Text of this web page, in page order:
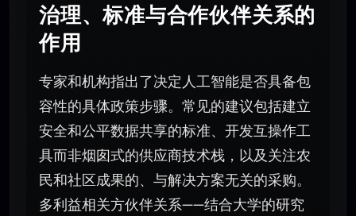
治理、标准与合作伙伴关系的
作用
专家和机构指出了决定人工智能是否具备包
容性的具体政策步骤。常见的建议包括建立
安全和公平数据共享的标准、开发互操作工
具而非烟囱式的供应商技术栈，以及关注农
民和社区成果的、与解决方案无关的采购。
多利益相关方伙伴关系——结合大学的研究